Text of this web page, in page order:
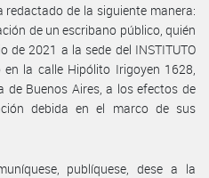
redactado de la siguiente manera:
de un escribano público, quién
de 2021 a la sede del INSTITUTO
en la calle Hipólito Irigoyen 1628,
de Buenos Aires, a los efectos de
debida en el marco de sus
publíquese, dese a la